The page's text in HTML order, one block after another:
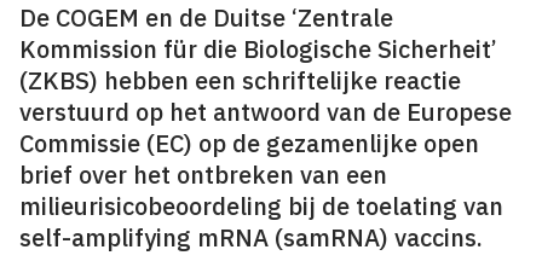
De COGEM en de Duitse ‘Zentrale
Kommission für die Biologische Sicherheit’
(ZKBS) hebben een schriftelijke reactie
verstuurd op het antwoord van de Europese
Commissie (EC) op de gezamenlijke open
brief over het ontbreken van een
milieurisicobeoordeling bij de toelating van
self-amplifying mRNA (samRNA) vaccins.